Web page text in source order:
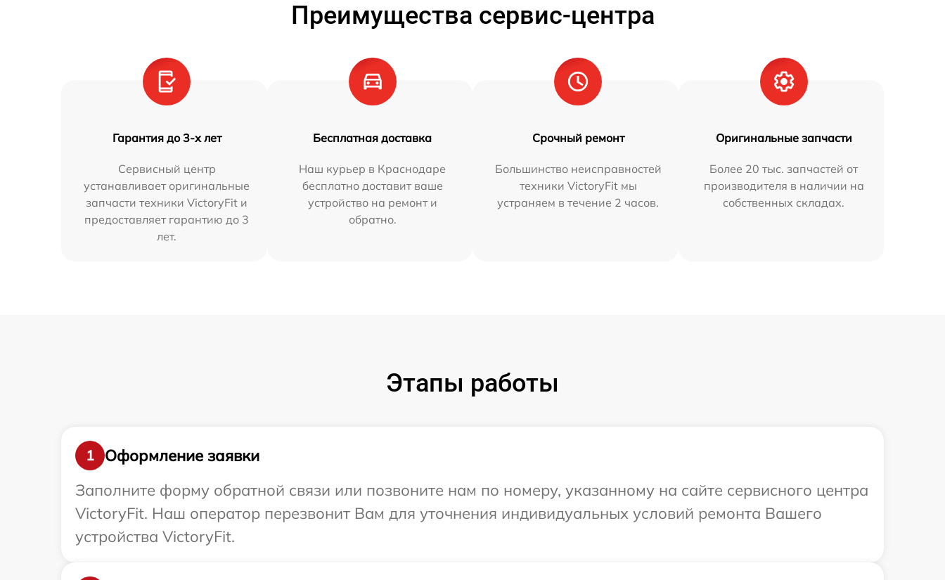
Преимущества сервис-центра
Гарантия до 3-х лет
Сервисный центр
устанавливает оригинальные
запчасти техники VictoryFit и
предоставляет гарантию до 3
лет.
Бесплатная доставка
Наш курьер в Краснодаре
бесплатно доставит ваше
устройство на ремонт и
обратно.
Срочный ремонт
Большинство неисправностей
техники VictoryFit мы
устраняем в течение 2 часов.
Оригинальные запчасти
Более 20 тыс. запчастей от
производителя в наличии на
собственных складах.
Этапы работы
1
Оформление заявки
Заполните форму обратной связи или позвоните нам по номеру, указанному на сайте сервисного центра
VictoryFit. Наш оператор перезвонит Вам для уточнения индивидуальных условий ремонта Вашего
устройства VictoryFit.